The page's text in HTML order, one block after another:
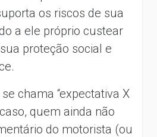
os riscos de sua
a ele próprio custear
proteção social e
chama “expectativa X
quem ainda não
do motorista (ou